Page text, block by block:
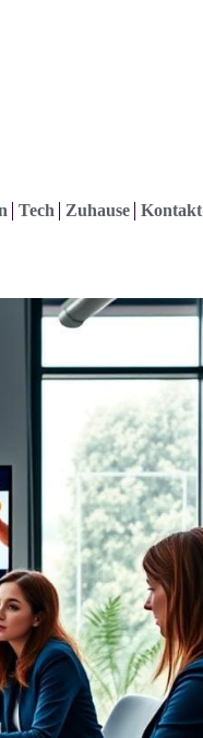
Tech Zuhause Kontakt